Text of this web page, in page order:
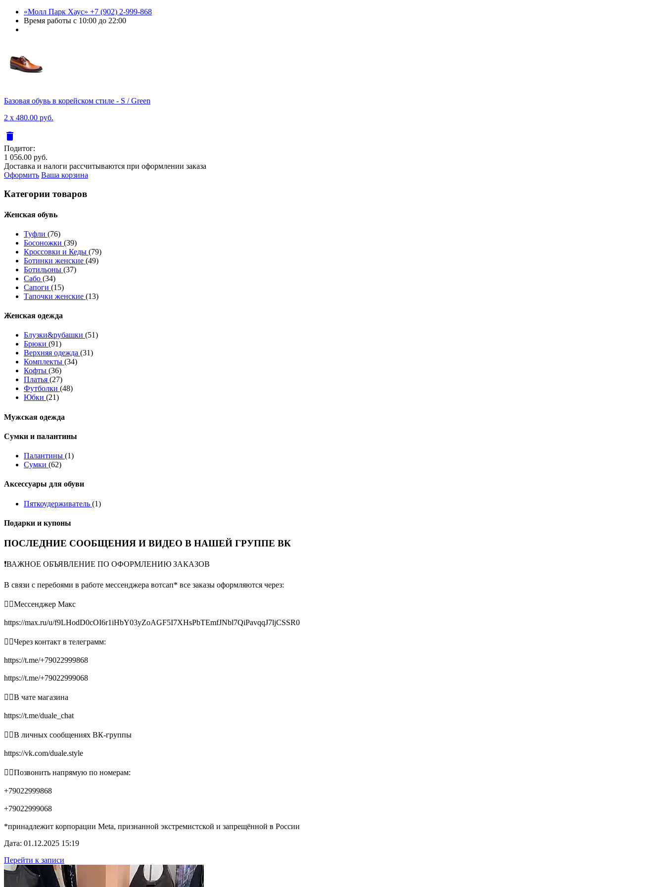
«Молл Парк Хаус» +7 (902) 2-999-868
Время работы с 10:00 до 22:00
Базовая обувь в корейском стиле - S / Green
2 x 480.00 руб.
delete
Подитог:
1 056.00 руб.
Доставка и налоги рассчитываются при оформлении заказа
Оформить Ваша корзина
Категории товаров
Женcкая обувь
Туфли (76)
Босоножки (39)
Кроссовки и Кеды (79)
Ботинки женские (49)
Ботильоны (37)
Сабо (34)
Сапоги (15)
Тапочки женские (13)
Женская одежда
Блузки&рубашки (51)
Брюки (91)
Верхняя одежда (31)
Комплекты (34)
Кофты (36)
Платья (27)
Футболки (48)
Юбки (21)
Мужская одежда
Сумки и палантины
Палантины (1)
Сумки (62)
Аксессуары для обуви
Пяткоудерживатель (1)
Подарки и купоны
ПОСЛЕДНИЕ СООБЩЕНИЯ И ВИДЕО В НАШЕЙ ГРУППЕ ВК
❗️ВАЖНОЕ ОБЪЯВЛЕНИЕ ПО ОФОРМЛЕНИЮ ЗАКАЗОВ
В связи с перебоями в работе мессенджера вотсап* все заказы оформляются через:
👉🏻Мессенджер Макс
https://max.ru/u/f9LHodD0cOI6r1iHbY03yZoAGF5I7XHsPbTEmfJNbl7QiPavqqJ7ljCSSR0
👉🏻Через контакт в телеграмм:
https://t.me/+79022999868
https://t.me/+79022999068
👉🏻В чате магазина
https://t.me/duale_chat
👉🏻В личных сообщениях ВК-группы
https://vk.com/duale.style
👉🏻Позвонить напрямую по номерам:
+79022999868
+79022999068
*принадлежит корпорации Meta, признанной экстремистской и запрещённой в России
Дата: 01.12.2025 15:19
Перейти к записи